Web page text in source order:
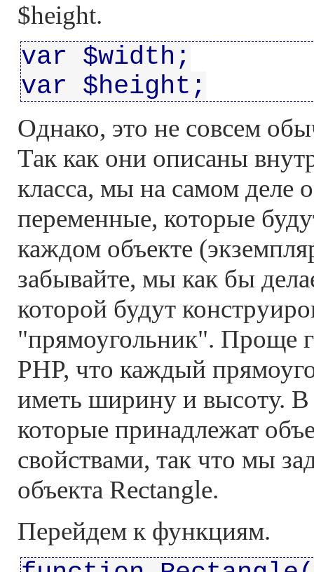
$height.
var $width;
var $height;
Однако, это не совсем
Так как они описаны
класса, мы на самом деле
переменные, которые
каждом объекте
забывайте, мы как бы
которой будут
"прямоугольник". Проще
PHP, что каждый
иметь ширину и высоту.
которые принадлежат
свойствами, так что мы
объекта Rectangle.
Перейдем к функциям.